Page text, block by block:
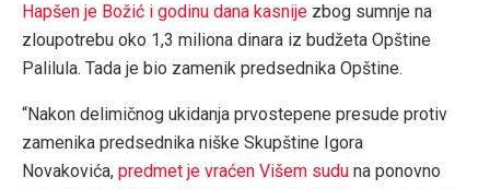
Hapšen je Božić i godinu dana kasnije zbog sumnje na
zloupotrebu oko 1,3 miliona dinara iz budžeta Opštine
Palilula. Tada je bio zamenik predsednika Opštine.
“Nakon delimičnog ukidanja prvostepene presude protiv
zamenika predsednika niške Skupštine Igora
Novakovića, predmet je vraćen Višem sudu na ponovno